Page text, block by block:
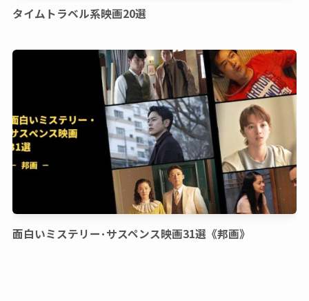
タイムトラベル系映画20選
面白いミステリー･サスペンス映画31選《邦画》